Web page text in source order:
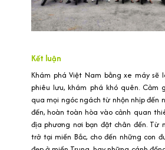
Kết luận
Khám phá Việt Nam bằng xe máy sẽ
phiêu lưu, khám phá khó quên. Cảm
qua mọi ngóc ngách từ nhộn nhịp đến
đến, hoàn toàn hòa vào cảnh quan
địa phương nơi bạn đặt chân đến. Từ
trở tại miền Bắc, cho đến những con